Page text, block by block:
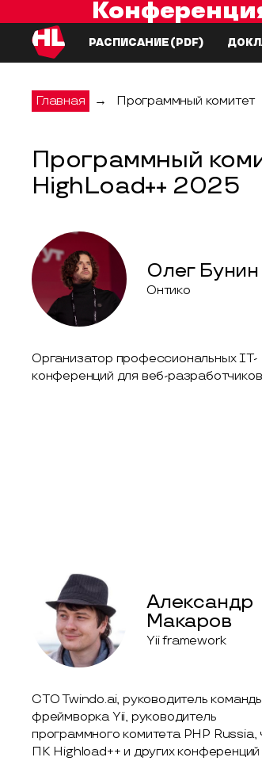
РАСПИСАНИЕ (PDF)
Главная → Программный комитет
Программный
HighLoad++ 2025
Олег Бунин
Онтико
Организатор профессиональных IT-
конференций для веб-
Александр
Макаров
Yii framework
CTO Twindo.ai, руководитель
фреймворка Yii, руководитель
программного комитета PHP Russia,
ПК Highload++ и других конференций